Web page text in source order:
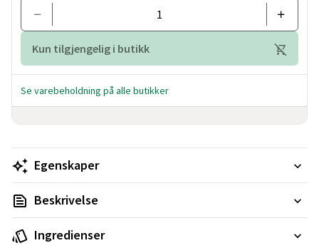
Kun tilgjengelig i butikk
Se varebeholdning på alle butikker
Egenskaper
Beskrivelse
Ingredienser